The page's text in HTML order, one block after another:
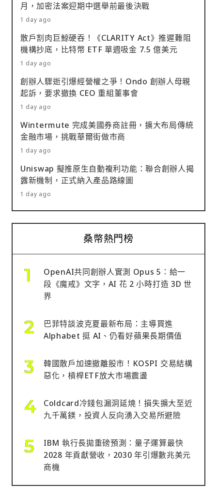
月，加密法案迎期中選舉前最後決戰
1 day ago
散戶割肉巨鯨硬吞！《CLARITY Act》推遲難阻
機構抄底，比特幣 ETF 單週吸金 7.5 億美元
1 day ago
創辦人驟逝引爆經營權之爭！Ondo 創辦人母親
起訴，要求撤換 CEO 重組董事會
1 day ago
Wintermute 完成美國券商註冊，擴大布局傳統
金融市場，挑戰華爾街做市商
1 day ago
Uniswap 擬推原生自動複利功能：聯合創辦人揭
露新機制，正式納入產品路線圖
1 day ago
桑幣熱門榜
OpenAI共同創辦人實測 Opus 5：給一
段《魔戒》文字，AI 花 2 小時打造 3D 世
界
巴菲特談波克夏最新布局：主導買進
Alphabet 挺 AI、仍看好蘋果長期價值
韓國散戶加速撤離股市！KOSPI 交易結構
惡化，槓桿ETF放大市場震盪
Coldcard冷錢包漏洞延燒！損失擴大至近
九千萬鎂，投資人反向湧入交易所避險
IBM 執行長拋重磅預測：量子運算最快
2028 年貢獻營收，2030 年引爆數兆美元
商機